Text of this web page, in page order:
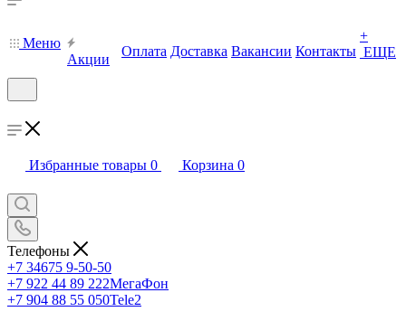
Меню
Акции
Оплата Доставка Вакансии Контакты
+
ЕЩЕ
Избранные товары 0 Корзина 0
Телефоны
+7 34675 9-50-50
+7 922 44 89 222МегаФон
+7 904 88 55 050Tele2